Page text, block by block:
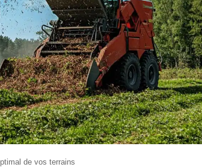
de vos terrains